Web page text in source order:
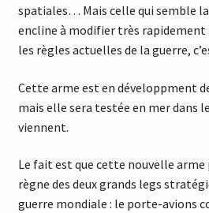
spatiales… Mais celle qui semble
encline à modifier très
les règles actuelles de la guerre,
Cette arme est en développment
mais elle sera testée en mer dans
viennent.
Le fait est que cette nouvelle
règne des deux grands legs
guerre mondiale : le porte-avions